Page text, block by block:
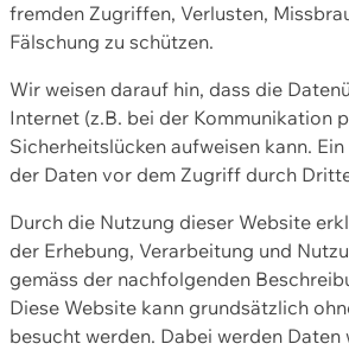
fremden Zugriffen, Verlusten,
Fälschung zu schützen.
Wir weisen darauf hin, dass die
Internet (z.B. bei der Kommunikation
Sicherheitslücken aufweisen kann.
der Daten vor dem Zugriff durch
Durch die Nutzung dieser Website
der Erhebung, Verarbeitung und
gemäss der nachfolgenden
Diese Website kann grundsätzlich
besucht werden. Dabei werden Daten